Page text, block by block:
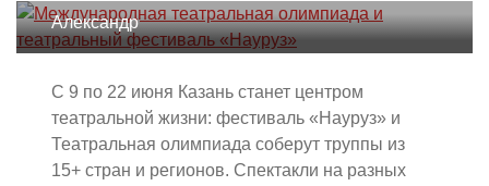
Александр
С 9 по 22 июня Казань станет центром
театральной жизни: фестиваль «Науруз» и
Театральная олимпиада соберут труппы из
15+ стран и регионов. Спектакли на разных